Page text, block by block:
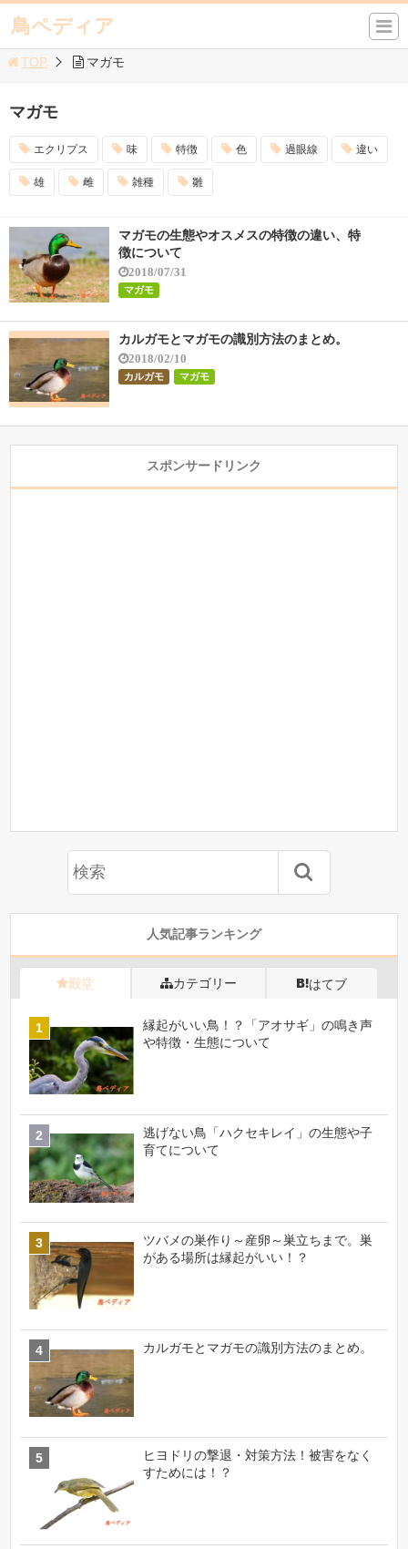
鳥ペディア
TOP マガモ
マガモ
エクリプス 味 特徴 色 過眼線 違い
雄 雌 雑種 雛
マガモの生態やオスメスの特徴の違い、特
徴について
2018/07/31
マガモ
カルガモとマガモの識別方法のまとめ。
2018/02/10
カルガモ マガモ
スポンサードリンク
人気記事ランキング
殿堂 カテゴリー はてブ
縁起がいい鳥！？「アオサギ」の鳴き声
や特徴・生態について
逃げない鳥「ハクセキレイ」の生態や子
育てについて
ツバメの巣作り～産卵～巣立ちまで。巣
がある場所は縁起がいい！？
カルガモとマガモの識別方法のまとめ。
ヒヨドリの撃退・対策方法！被害をなく
すためには！？